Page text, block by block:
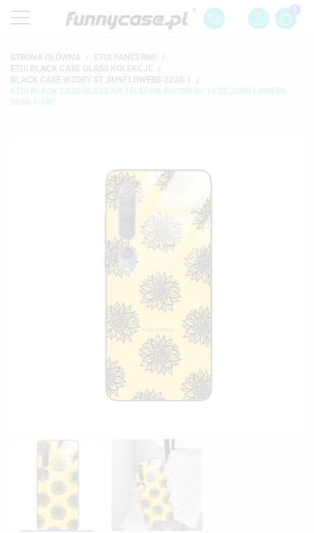
0
STRONA GŁÓWNA
ETUI PANCERNE
ETUI BLACK CASE GLASS KOLEKCJE
BLACK CASE WZORY ST_SUNFLOWERS-2020-1
ETUI BLACK CASE GLASS NA TELEFON XIAOMI MI 10 ST_SUNFLOWERS-
2020-1-102